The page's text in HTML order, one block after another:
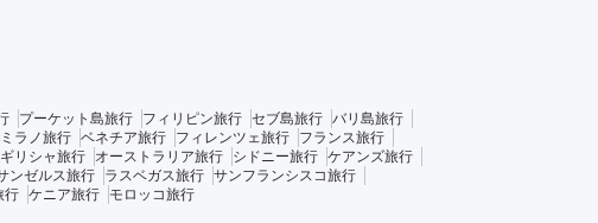
プーケット島旅行 フィリピン旅行 セブ島旅行 バリ島旅行
ミラノ旅行 ベネチア旅行 フィレンツェ旅行
フランス旅行
ギリシャ旅行 オーストラリア旅行 シドニー旅行 ケアンズ旅行
ンゼルス旅行 ラスベガス旅行 サンフランシスコ旅行
行 ケニア旅行 モロッコ旅行